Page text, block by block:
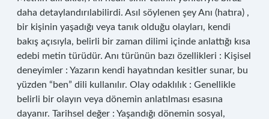
daha detaylandırılabilirdi. Asıl söylenen şey Anı (hatıra) ,
bir kişinin yaşadığı veya tanık olduğu olayları, kendi
bakış açısıyla, belirli bir zaman dilimi içinde anlattığı kısa
edebi metin türüdür. Anı türünün bazı özellikleri : Kişisel
deneyimler : Yazarın kendi hayatından kesitler sunar, bu
yüzden “ben” dili kullanılır. Olay odaklılık : Genellikle
belirli bir olayın veya dönemin anlatılması esasına
dayanır. Tarihsel değer : Yaşandığı dönemin sosyal,